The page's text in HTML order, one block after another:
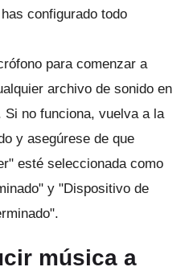
configurado todo
para comenzar a
archivo de sonido en
Si no funciona, vuelva a la
y asegúrese de que
esté seleccionada como
y "Dispositivo de
música a